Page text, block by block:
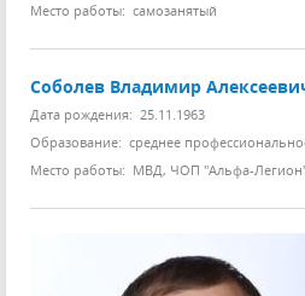
Место работы: самозанятый
Соболев Владимир
Дата рождения: 25.11.1963
Образование: среднее
Место работы: МВД, ЧОП "Альфа-